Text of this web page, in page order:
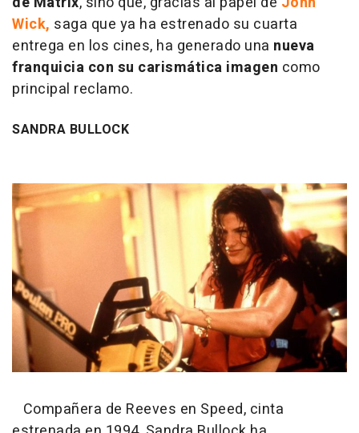
Wick, saga que ya ha estrenado su cuarta
entrega en los cines, ha generado una nueva
franquicia con su carismática imagen como
principal reclamo.
SANDRA BULLOCK
Compañera de Reeves en Speed, cinta